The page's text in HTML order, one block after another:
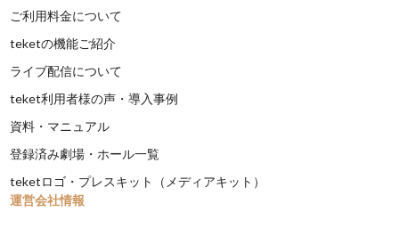
ご利用料金について
teketの機能ご紹介
ライブ配信について
teket利用者様の声・導入事例
資料・マニュアル
登録済み劇場・ホール一覧
teketロゴ・プレスキット（メディアキット）
運営会社情報